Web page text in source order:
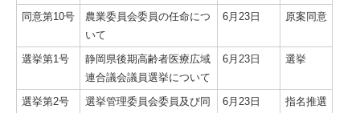
同意第10号
農業委員会委員の任命につ
いて
6月23日 原案同意
選挙第1号
静岡県後期高齢者医療広域
連合議会議員選挙について
6月23日 選挙
選挙第2号
選挙管理委員会委員及び同
6月23日 指名推選